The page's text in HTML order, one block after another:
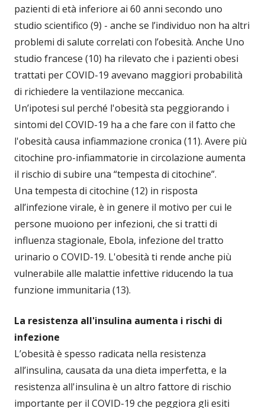
pazienti di età inferiore ai 60 anni secondo uno
studio scientifico (9) - anche se l’individuo non ha altri
problemi di salute correlati con l’obesità. Anche Uno
studio francese (10) ha rilevato che i pazienti obesi
trattati per COVID-19 avevano maggiori probabilità
di richiedere la ventilazione meccanica.
Un’ipotesi sul perché l'obesità sta peggiorando i
sintomi del COVID-19 ha a che fare con il fatto che
l'obesità causa infiammazione cronica (11). Avere più
citochine pro-infiammatorie in circolazione aumenta
il rischio di subire una “tempesta di citochine”.
Una tempesta di citochine (12) in risposta
all’infezione virale, è in genere il motivo per cui le
persone muoiono per infezioni, che si tratti di
influenza stagionale, Ebola, infezione del tratto
urinario o COVID-19. L'obesità ti rende anche più
vulnerabile alle malattie infettive riducendo la tua
funzione immunitaria (13).
La resistenza all'insulina aumenta i rischi di
infezione
L’obesità è spesso radicata nella resistenza
all’insulina, causata da una dieta imperfetta, e la
resistenza all'insulina è un altro fattore di rischio
importante per il COVID-19 che peggiora gli esiti